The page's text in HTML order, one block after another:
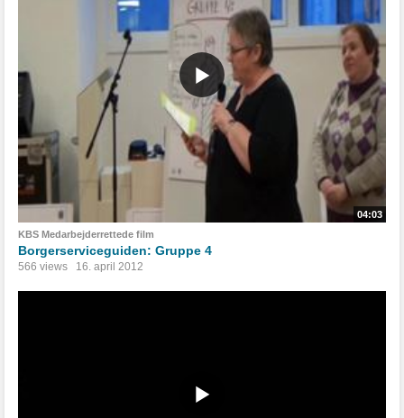
04:03
KBS Medarbejderrettede film
Borgerserviceguiden: Gruppe 4
566 views 16. april 2012